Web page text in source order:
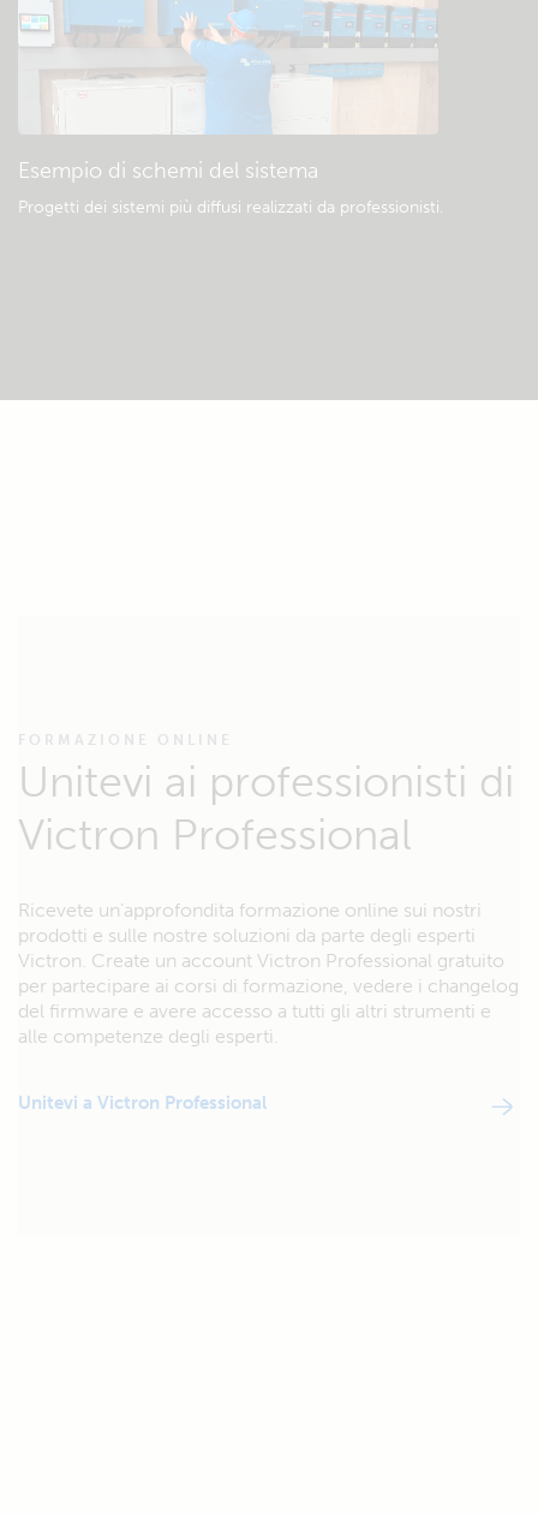
Esempio di schemi del sistema
Progetti dei sistemi più diffusi realizzati da professionisti.
FORMAZIONE ONLINE
Unitevi ai professionisti di
Victron Professional
Ricevete un’approfondita formazione online sui nostri
prodotti e sulle nostre soluzioni da parte degli esperti
Victron. Create un account Victron Professional gratuito
per partecipare ai corsi di formazione, vedere i changelog
del firmware e avere accesso a tutti gli altri strumenti e
alle competenze degli esperti.
Unitevi a Victron Professional